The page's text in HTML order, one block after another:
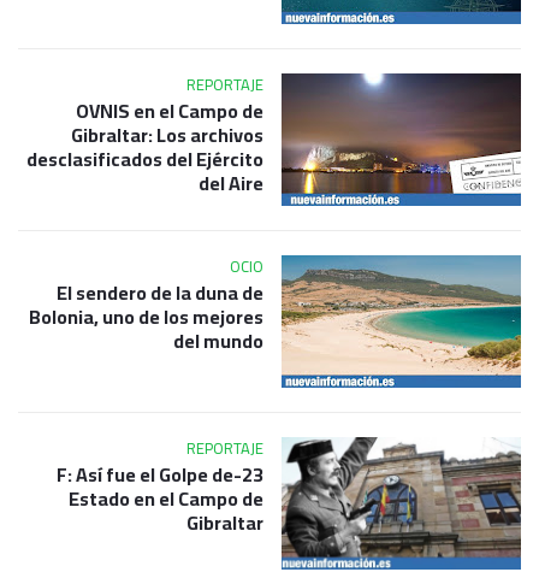
REPORTAJE
OVNIS en el Campo de
Gibraltar: Los archivos
desclasificados del Ejército
del Aire
OCIO
El sendero de la duna de
Bolonia, uno de los mejores
del mundo
REPORTAJE
23-F: Así fue el Golpe de
Estado en el Campo de
Gibraltar